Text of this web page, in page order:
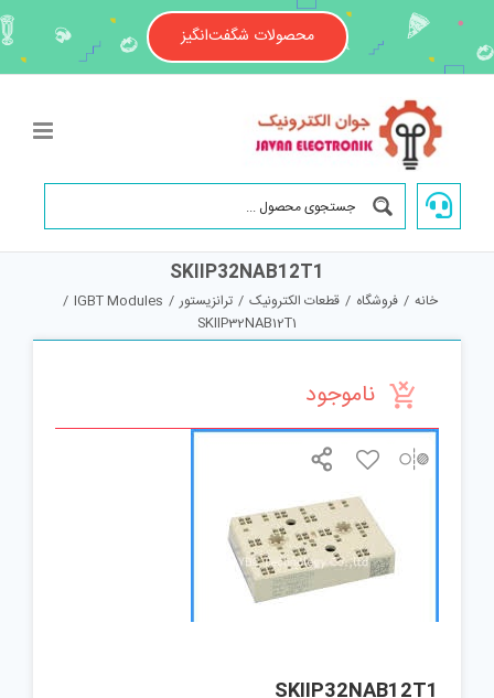
content
محصولات شگفت‌انگیز
SKIIP32NAB12T1
خانه / فروشگاه / قطعات الکترونیک / ترانزیستور /
IGBT Modules
/
SKIIP32NAB12T1
ناموجود
SKIIP32NAB12T1